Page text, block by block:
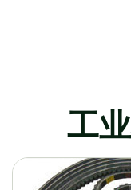
工